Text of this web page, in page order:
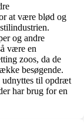
at være blød og
og andre
være en
zoos, da de
besøgende.
udnyttes til opdræt
har brug for en